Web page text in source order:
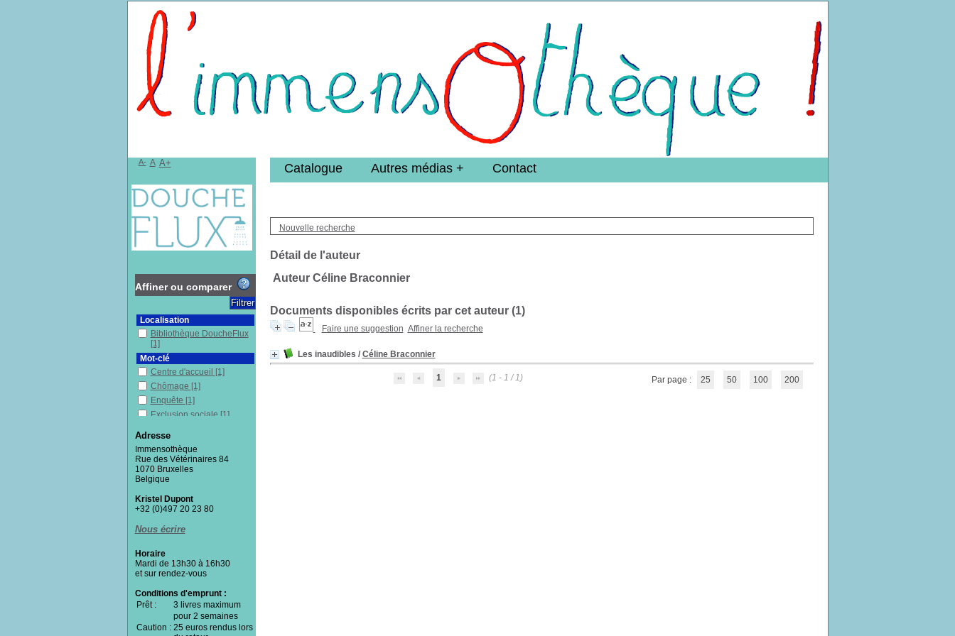
Nouvelle recherche
Détail de l'auteur
Auteur Céline Braconnier
Documents disponibles écrits par cet auteur (1)
Faire une suggestion Affiner la recherche
Les inaudibles / Céline Braconnier
1 (1 - 1 / 1) Par page : 25 50 100 200
Catalogue Autres médias Contact
A- A A+
Affiner ou comparer
Localisation
Bibliothèque DoucheFlux
[1]
Mot-clé
Centre d'accueil
[1]
Chômage [1]
Enquête [1]
Exclusion sociale [1]
Immenses
Pauvreté[1]
Politique et gouvernement
[1]
Précarité
[1]
Revenu minimum
Sociologie
Section
Documentaires
Adresse
Immensothèque
Rue des Vétérinaires 84
1070 Bruxelles
Belgique
Kristel Dupont
+32 (0)497 20 23 80
Nous écrire
Horaire
Mardi de 13h30 à 16h30
et sur rendez-vous
Conditions d'emprunt :
Prêt :
3 livres maximum
pour 2 semaines
Caution : 25 euros rendus lors